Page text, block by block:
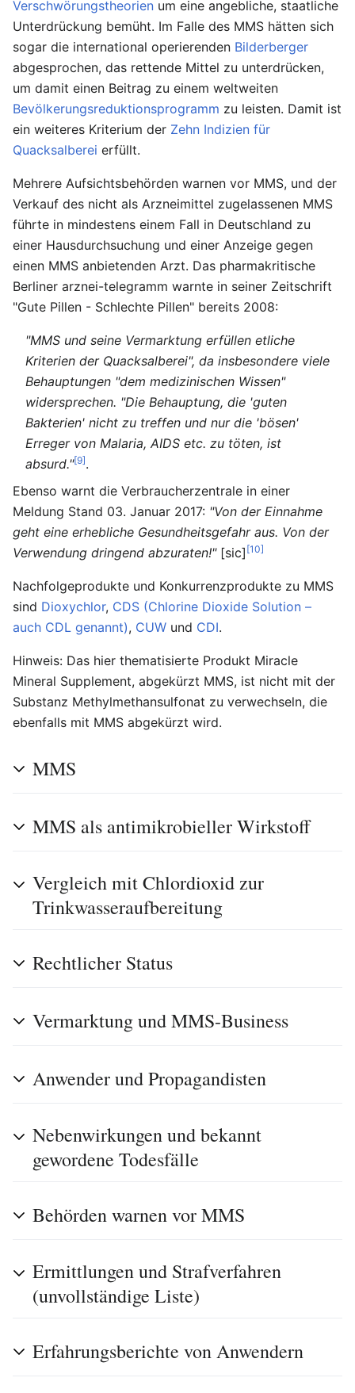
Verschwörungstheorien um eine angebliche, staatliche
Unterdrückung bemüht. Im Falle des MMS hätten sich
sogar die international operierenden Bilderberger
abgesprochen, das rettende Mittel zu unterdrücken,
um damit einen Beitrag zu einem weltweiten
Bevölkerungsreduktionsprogramm zu leisten. Damit ist
ein weiteres Kriterium der Zehn Indizien für
Quacksalberei erfüllt.
Mehrere Aufsichtsbehörden warnen vor MMS, und der
Verkauf des nicht als Arzneimittel zugelassenen MMS
führte in mindestens einem Fall in Deutschland zu
einer Hausdurchsuchung und einer Anzeige gegen
einen MMS anbietenden Arzt. Das pharmakritische
Berliner arznei-telegramm warnte in seiner Zeitschrift
"Gute Pillen - Schlechte Pillen" bereits 2008:
"MMS und seine Vermarktung erfüllen etliche
Kriterien der Quacksalberei", da insbesondere viele
Behauptungen "dem medizinischen Wissen"
widersprechen. "Die Behauptung, die 'guten
Bakterien' nicht zu treffen und nur die 'bösen'
Erreger von Malaria, AIDS etc. zu töten, ist
absurd."[9].
Ebenso warnt die Verbraucherzentrale in einer
Meldung Stand 03. Januar 2017: "Von der Einnahme
geht eine erhebliche Gesundheitsgefahr aus. Von der
Verwendung dringend abzuraten!"[sic] [10]
Nachfolgeprodukte und Konkurrenzprodukte zu MMS
sind Dioxychlor, CDS (Chlorine Dioxide Solution –
auch CDL genannt), CUW und CDI.
Hinweis: Das hier thematisierte Produkt Miracle
Mineral Supplement, abgekürzt MMS, ist nicht mit der
Substanz Methylmethansulfonat zu verwechseln, die
ebenfalls mit MMS abgekürzt wird.
MMS
MMS als antimikrobieller Wirkstoff
Vergleich mit Chlordioxid zur
Trinkwasseraufbereitung
Rechtlicher Status
Vermarktung und MMS-Business
Anwender und Propagandisten
Nebenwirkungen und bekannt
gewordene Todesfälle
Behörden warnen vor MMS
Ermittlungen und Strafverfahren
(unvollständige Liste)
Erfahrungsberichte von Anwendern